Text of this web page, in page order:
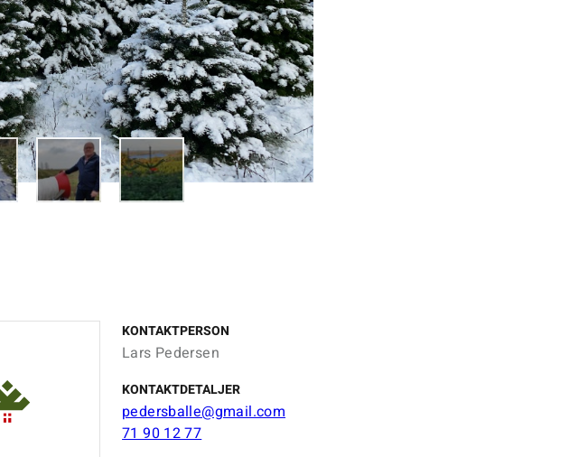
KONTAKTPERSON
Lars Pedersen
KONTAKTDETALJER
pedersballe@gmail.com
71 90 12 77